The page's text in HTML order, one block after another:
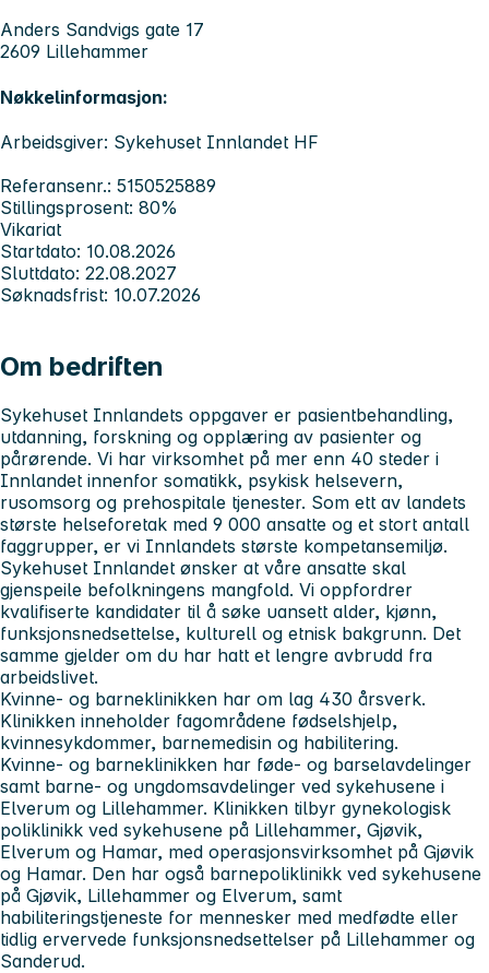
Anders Sandvigs gate 17
2609 Lillehammer
Nøkkelinformasjon:
Arbeidsgiver: Sykehuset Innlandet HF
Referansenr.: 5150525889
Stillingsprosent: 80%
Vikariat
Startdato: 10.08.2026
Sluttdato: 22.08.2027
Søknadsfrist: 10.07.2026
Om bedriften
Sykehuset Innlandets oppgaver er pasientbehandling,
utdanning, forskning og opplæring av pasienter og
pårørende. Vi har virksomhet på mer enn 40 steder i
Innlandet innenfor somatikk, psykisk helsevern,
rusomsorg og prehospitale tjenester. Som ett av landets
største helseforetak med 9 000 ansatte og et stort antall
faggrupper, er vi Innlandets største kompetansemiljø.
Sykehuset Innlandet ønsker at våre ansatte skal
gjenspeile befolkningens mangfold. Vi oppfordrer
kvalifiserte kandidater til å søke uansett alder, kjønn,
funksjonsnedsettelse, kulturell og etnisk bakgrunn. Det
samme gjelder om du har hatt et lengre avbrudd fra
arbeidslivet.
Kvinne- og barneklinikken har om lag 430 årsverk.
Klinikken inneholder fagområdene fødselshjelp,
kvinnesykdommer, barnemedisin og habilitering.
Kvinne- og barneklinikken har føde- og barselavdelinger
samt barne- og ungdomsavdelinger ved sykehusene i
Elverum og Lillehammer. Klinikken tilbyr gynekologisk
poliklinikk ved sykehusene på Lillehammer, Gjøvik,
Elverum og Hamar, med operasjonsvirksomhet på Gjøvik
og Hamar. Den har også barnepoliklinikk ved sykehusene
på Gjøvik, Lillehammer og Elverum, samt
habiliteringstjeneste for mennesker med medfødte eller
tidlig ervervede funksjonsnedsettelser på Lillehammer og
Sanderud.